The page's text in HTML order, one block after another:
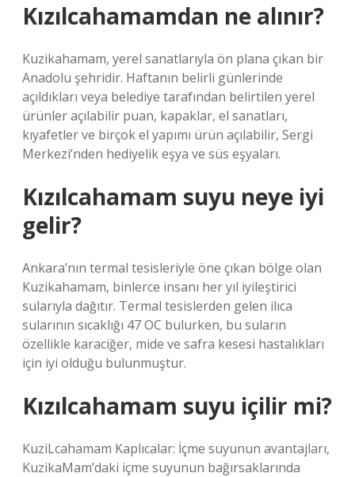
Kızılcahamamdan ne alınır?
Kuzikahamam, yerel sanatlarıyla ön plana çıkan bir
Anadolu şehridir. Haftanın belirli günlerinde
açıldıkları veya belediye tarafından belirtilen yerel
ürünler açılabilir puan, kapaklar, el sanatları,
kıyafetler ve birçok el yapımı ürün açılabilir, Sergi
Merkezi’nden hediyelik eşya ve süs eşyaları.
Kızılcahamam suyu neye iyi
gelir?
Ankara’nın termal tesisleriyle öne çıkan bölge olan
Kuzikahamam, binlerce insanı her yıl iyileştirici
sularıyla dağıtır. Termal tesislerden gelen ilıca
sularının sıcaklığı 47 OC bulurken, bu suların
özellikle karaciğer, mide ve safra kesesi hastalıkları
için iyi olduğu bulunmuştur.
Kızılcahamam suyu içilir mi?
KuziLcahamam Kaplıcalar: İçme suyunun avantajları,
KuzikaMam’daki içme suyunun bağırsaklarında